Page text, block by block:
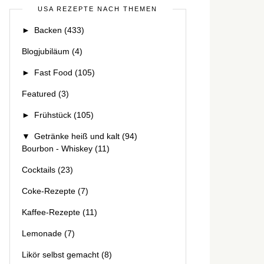
USA REZEPTE NACH THEMEN
► Backen (433)
Blogjubiläum (4)
► Fast Food (105)
Featured (3)
► Frühstück (105)
▼ Getränke heiß und kalt (94)
Bourbon - Whiskey (11)
Cocktails (23)
Coke-Rezepte (7)
Kaffee-Rezepte (11)
Lemonade (7)
Likör selbst gemacht (8)